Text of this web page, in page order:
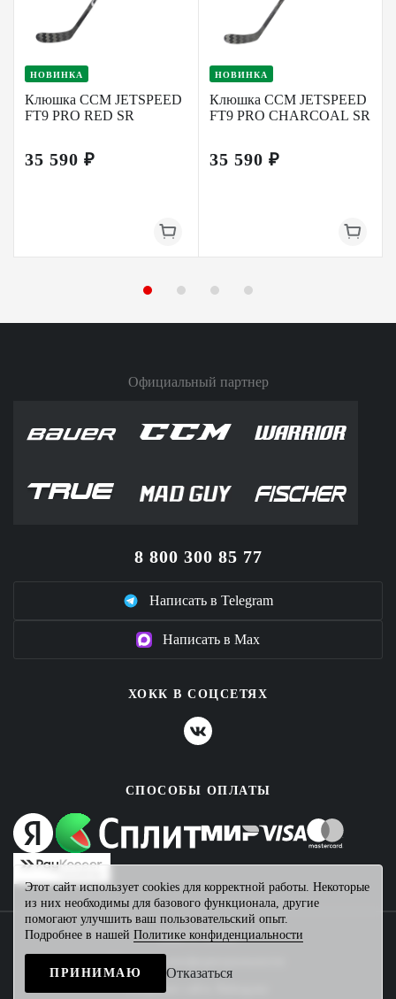
НОВИНКА
Клюшка CCM JETSPEED
FT9 PRO RED SR
35 590 ₽
НОВИНКА
Клюшка CCM JETSPEED
FT9 PRO CHARCOAL SR
35 590 ₽
Официальный партнер
8 800 300 85 77
Написать в Telegram
Написать в Max
ХОКК В СОЦСЕТЯХ
СПОСОБЫ ОПЛАТЫ
2026 © ХОКК
Создание сайта
Этот сайт использует cookies для корректной работы. Некоторые
из них необходимы для базового функционала, другие
помогают улучшить ваш пользовательский опыт.
Подробнее в нашей Политике конфиденциальности
ПРИНИМАЮ Отказаться